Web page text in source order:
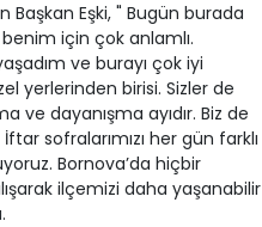
Başkan Eşki, " Bugün burada
için çok anlamlı.
ve burayı çok iyi
yerlerinden birisi. Sizler de
ve dayanışma ayıdır. Biz de
sofralarımızı her gün farklı
Bornova’da hiçbir
ilçemizi daha yaşanabilir